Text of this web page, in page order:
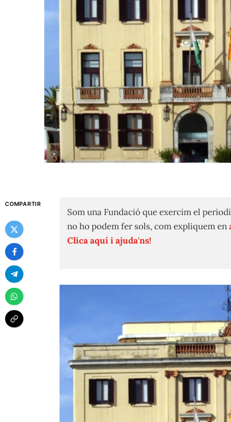
COMPARTIR
Som una Fundació que exercim el
no ho podem fer sols, com expliquem en
Clica aquí i ajuda'ns!